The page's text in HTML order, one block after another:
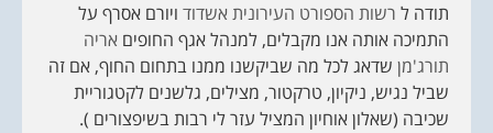
תודה ל רשות הספורט העירונית אשדוד ויורם אסרף על
התמיכה אותה אנו מקבלים, למנהל אגף החופים אריה
תורג'מן שדאג לכל מה שביקשנו ממנו בתחום החוף, אם זה
שביל נגיש, ניקיון, טרקטור, מצילים, גלשנים לקטגוריית
שכיבה (שאלון אוחיון המציל עזר לי רבות בשיפצורים ).